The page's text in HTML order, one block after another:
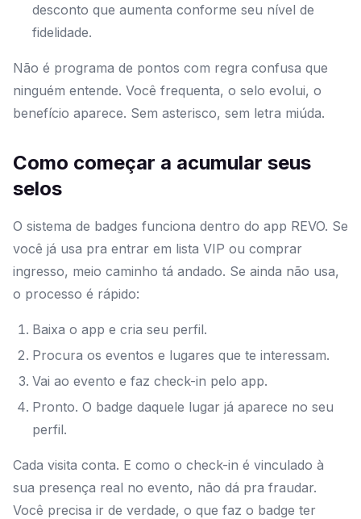
desconto que aumenta conforme seu nível de
fidelidade.
Não é programa de pontos com regra confusa que
ninguém entende. Você frequenta, o selo evolui, o
benefício aparece. Sem asterisco, sem letra miúda.
Como começar a acumular seus
selos
O sistema de badges funciona dentro do app REVO. Se
você já usa pra entrar em lista VIP ou comprar
ingresso, meio caminho tá andado. Se ainda não usa,
o processo é rápido:
Baixa o app e cria seu perfil.
Procura os eventos e lugares que te interessam.
Vai ao evento e faz check-in pelo app.
Pronto. O badge daquele lugar já aparece no seu
perfil.
Cada visita conta. E como o check-in é vinculado à
sua presença real no evento, não dá pra fraudar.
Você precisa ir de verdade, o que faz o badge ter